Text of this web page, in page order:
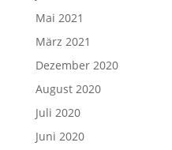
Mai 2021
März 2021
Dezember 2020
August 2020
Juli 2020
Juni 2020